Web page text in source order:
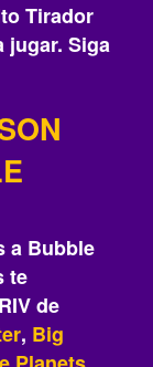
Tirador
jugar. Siga
a Bubble
te
de
, Big